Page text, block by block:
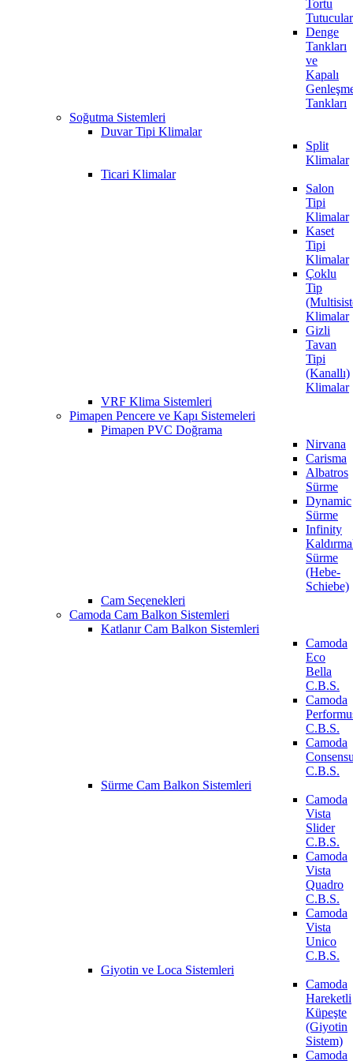
Tortu
Tutucular
Denge
Tankları
ve
Kapalı
Tankları
Soğutma Sistemleri
Duvar Tipi Klimalar
Split
Klimalar
Ticari Klimalar
Salon
Tipi
Klimalar
Kaset
Tipi
Klimalar
Çoklu
Tip
Klimalar
Gizli
Tavan
Tipi
(Kanallı)
Klimalar
VRF Klima Sistemleri
Pimapen Pencere ve Kapı Sistemeleri
Pimapen PVC Doğrama
Nirvana
Carisma
Albatros
Sürme
Dynamic
Sürme
Infinity
Sürme
(Hebe-
Schiebe)
Cam Seçenekleri
Camoda Cam Balkon Sistemleri
Katlanır Cam Balkon Sistemleri
Camoda
Eco
Bella
C.B.S.
Camoda
C.B.S.
Camoda
C.B.S.
Sürme Cam Balkon Sistemleri
Camoda
Vista
Slider
C.B.S.
Camoda
Vista
Quadro
C.B.S.
Camoda
Vista
Unico
C.B.S.
Giyotin ve Loca Sistemleri
Camoda
Hareketli
Küpeşte
(Giyotin
Sistem)
Camoda